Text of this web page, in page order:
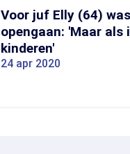
Voor juf Elly (64)
opengaan: 'Maar
kinderen'
24 apr 2020